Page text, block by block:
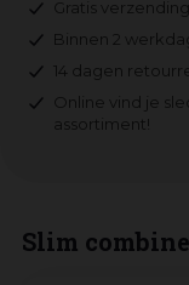
Gratis verzending
Binnen 2
14 dagen
Online vind je
assortiment!
Slim